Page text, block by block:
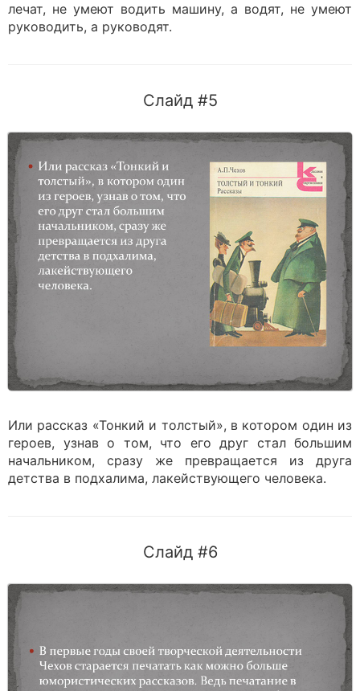
лечат, не умеют водить машину, а водят, не умеют
руководить, а руководят.
Слайд #5
Или рассказ «Тонкий и толстый», в котором один из
героев, узнав о том, что его друг стал большим
начальником, сразу же превращается из друга
детства в подхалима, лакействующего человека.
Слайд #6